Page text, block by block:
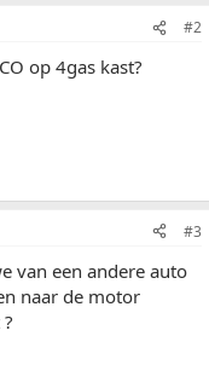
#2
op 4gas kast?
#3
van een andere auto
naar de motor